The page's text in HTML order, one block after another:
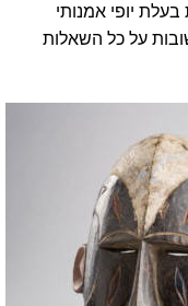
יופי אמנותי
על כל השאלות